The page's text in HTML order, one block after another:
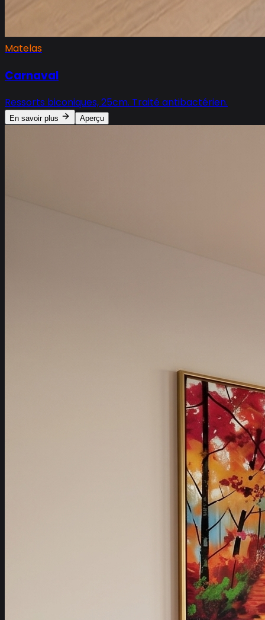
Matelas
Carnaval
Ressorts biconiques, 25cm. Traité antibactérien.
En savoir plus Aperçu